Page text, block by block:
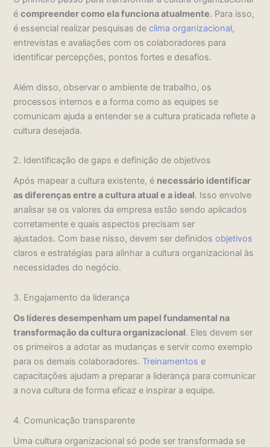
écompreender como ela funciona atualmente. Para isso,
é essencial realizar pesquisas declima organizacional,
entrevistas e avaliações com os colaboradores para
identificar percepções, pontos fortes e desafios.
Além disso, observar o ambiente de trabalho, os
processos internos e a forma como as equipes se
comunicam ajuda a entender se a cultura praticada reflete a
cultura desejada.
2. Identificação de gaps e definição de objetivos
Após mapear a cultura existente, é necessário identificar
as diferenças entre a cultura atual e a ideal. Isso envolve
analisar se os valores da empresa estão sendo aplicados
corretamente e quais aspectos precisam ser
ajustados. Com base nisso, devem ser definidosobjetivos
claros e estratégias para alinhar a cultura organizacional às
necessidades do negócio.
3. Engajamento da liderança
Os líderes desempenham um papel fundamental na
transformação da cultura organizacional. Eles devem ser
os primeiros a adotar as mudanças e servir como exemplo
para os demais colaboradores. Treinamentos e
capacitações ajudam a preparar a liderança para comunicar
a nova cultura de forma eficaz e inspirar a equipe.
4. Comunicação transparente
Uma cultura organizacional só pode ser transformada se